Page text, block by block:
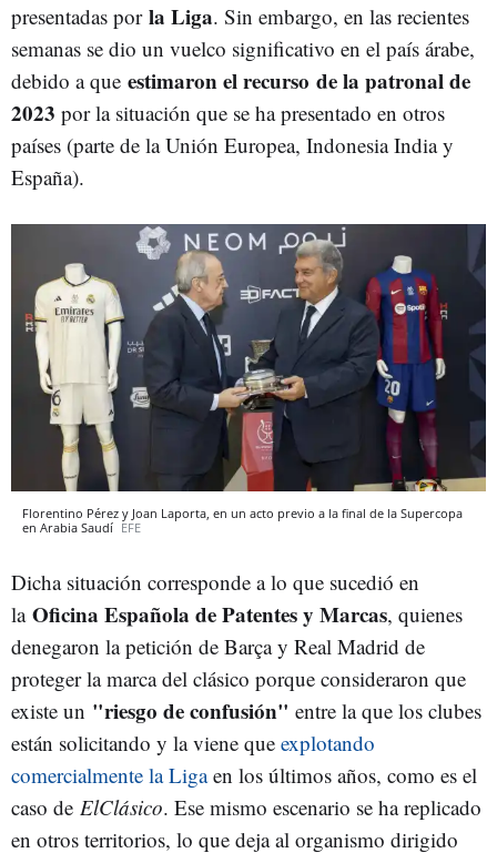
presentadas por la Liga. Sin embargo, en las recientes
semanas se dio un vuelco significativo en el país árabe,
debido a que estimaron el recurso de la patronal de
2023 por la situación que se ha presentado en otros
países (parte de la Unión Europea, Indonesia India y
España).
Florentino Pérez y Joan Laporta, en un acto previo a la final de la Supercopa
en Arabia Saudí EFE
Dicha situación corresponde a lo que sucedió en
la Oficina Española de Patentes y Marcas, quienes
denegaron la petición de Barça y Real Madrid de
proteger la marca del clásico porque consideraron que
existe un "riesgo de confusión" entre la que los clubes
están solicitando y la viene que explotando
comercialmente la Ligaen los últimos años, como es el
caso de ElClásico. Ese mismo escenario se ha replicado
en otros territorios, lo que deja al organismo dirigido